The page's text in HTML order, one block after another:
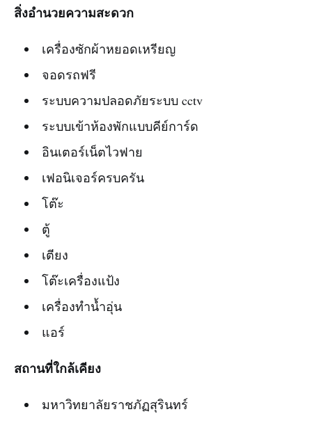
สิ่งอำนวยความสะดวก
เครื่องซักผ้าหยอดเหรียญ
จอดรถฟรี
ระบบความปลอดภัยระบบ cctv
ระบบเข้าห้องพักแบบคีย์การ์ด
อินเตอร์เน็ตไวฟาย
เฟอนิเจอร์ครบครัน
โต๊ะ
ตู้
เตียง
โต๊ะเครื่องแป้ง
เครื่องทำน้ำอุ่น
แอร์
สถานที่ใกล้เคียง
มหาวิทยาลัยราชภัฏสุรินทร์